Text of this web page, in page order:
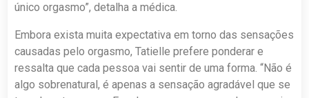
único orgasmo”, detalha a médica.
Embora exista muita expectativa em torno das sensações
causadas pelo orgasmo, Tatielle prefere ponderar e
ressalta que cada pessoa vai sentir de uma forma. “Não é
algo sobrenatural, é apenas a sensação agradável que se